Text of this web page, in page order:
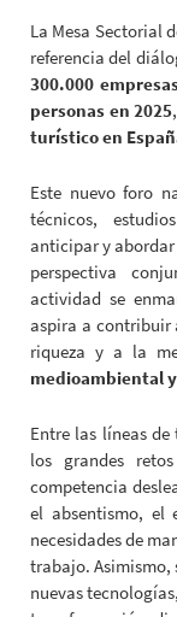
La Mesa Sectorial
referencia del
300.000
personas en 2025
turístico en
Este nuevo foro
técnicos,
anticipar y abordar
perspectiva
actividad se
aspira a contribuir
riqueza y a la
medioambiental
Entre las líneas
los grandes
competencia
el absentismo, el
necesidades de
trabajo. Asimismo,
nuevas